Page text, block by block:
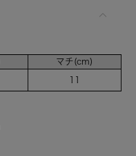
マチ(cm)
11